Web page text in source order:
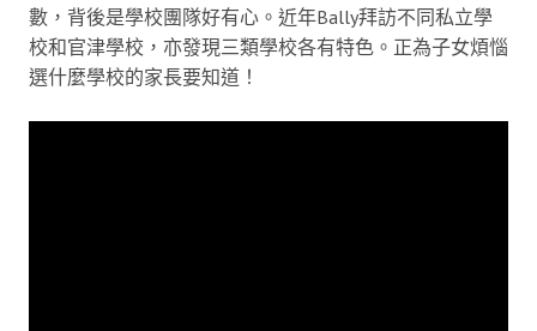
數，背後是學校團隊好有心。近年Bally拜訪不同私立學
校和官津學校，亦發現三類學校各有特色。正為子女煩惱
選什麼學校的家長要知道！